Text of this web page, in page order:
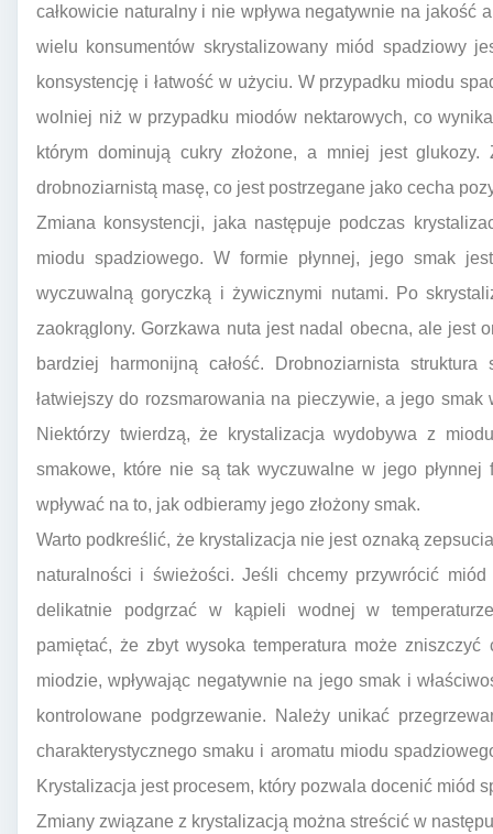
całkowicie naturalny i nie wpływa negatywnie na jakość
wielu konsumentów skrystalizowany miód spadziowy
konsystencję i łatwość w użyciu. W przypadku miodu
wolniej niż w przypadku miodów nektarowych, co
którym dominują cukry złożone, a mniej jest
drobnoziarnistą masę, co jest postrzegane jako cecha
Zmiana konsystencji, jaka następuje podczas
miodu spadziowego. W formie płynnej, jego smak
wyczuwalną goryczką i żywicznymi nutami. Po
zaokrąglony. Gorzkawa nuta jest nadal obecna, ale jest
bardziej harmonijną całość. Drobnoziarnista
łatwiejszy do rozsmarowania na pieczywie, a jego
Niektórzy twierdzą, że krystalizacja wydobywa z
smakowe, które nie są tak wyczuwalne w jego płynnej
wpływać na to, jak odbieramy jego złożony smak.
Warto podkreślić, że krystalizacja nie jest oznaką
naturalności i świeżości. Jeśli chcemy przywrócić
delikatnie podgrzać w kąpieli wodnej w
pamiętać, że zbyt wysoka temperatura może
miodzie, wpływając negatywnie na jego smak i
kontrolowane podgrzewanie. Należy unikać
charakterystycznego smaku i aromatu miodu
Krystalizacja jest procesem, który pozwala docenić miód
Zmiany związane z krystalizacją można streścić w